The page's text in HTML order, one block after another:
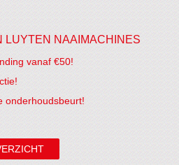
LUYTEN NAAIMACHINES
vanaf €50!
onderhoudsbeurt!